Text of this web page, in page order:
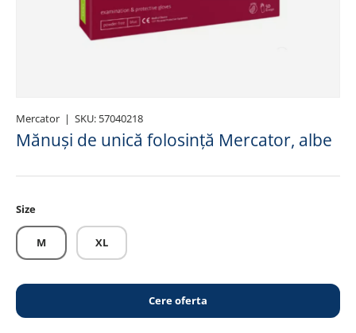
Mercator | SKU: 57040218
Mănuși de unică folosință Mercator, albe
Size
M XL
Cere oferta